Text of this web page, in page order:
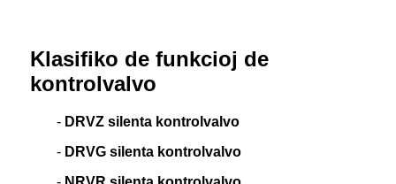
Klasifiko de funkcioj de
kontrolvalvo
- DRVZ silenta kontrolvalvo
- DRVG silenta kontrolvalvo